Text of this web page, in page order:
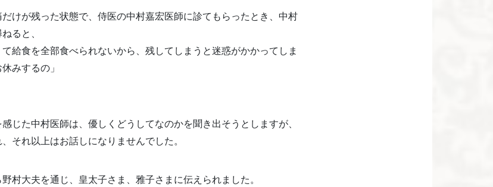
けが残った状態で、侍医の中村嘉宏医師に診てもらったとき、中村
ると、
て給食を全部食べられないから、残してしまうと迷惑がかかってしま
みするの」
じた中村医師は、優しくどうしてなのかを聞き出そうとしますが、
それ以上はお話しになりませんでした。
村大夫を通じ、皇太子さま、雅子さまに伝えられました。